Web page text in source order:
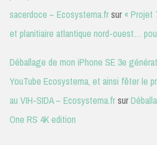
sacerdoce – Ecosystema.frsur « Projet
et planitiaire atlantique nord-ouest…
Déballage de mon iPhone SE 3e
YouTube Ecosystema, et ainsi fêter le
au VIH-SIDA – Ecosystema.frsur
One RS 4K edition